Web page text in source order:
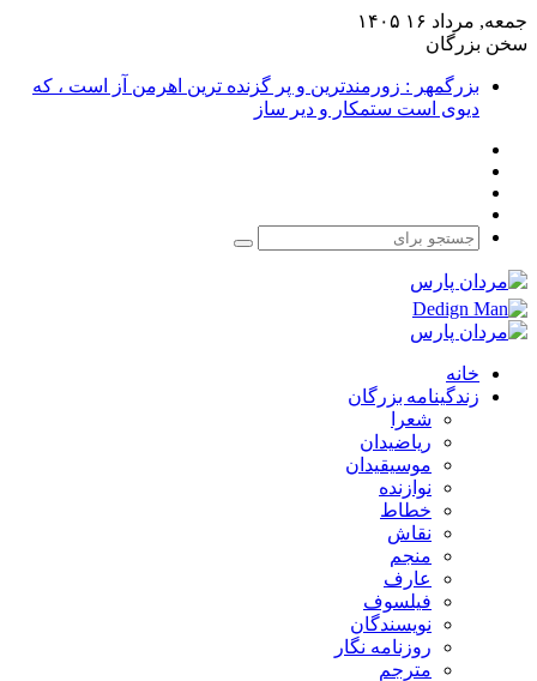
جمعه, مرداد ۱۶ ۱۴۰۵
سخن بزرگان
بزرگمهر : زورمندترین و پر گزنده ترین اهرمن آز است ، که
دیوی است ستمکار و دیر ساز
جستجو
خانه
زندگینامه بزرگان
شعرا
ریاضیدان
موسیقیدان
نوازنده
خطاط
نقاش
منجم
عارف
فیلسوف
نویسندگان
روزنامه نگار
مترجم